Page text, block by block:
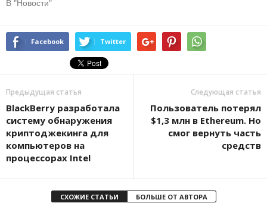
В "Новости"
Facebook Twitter
Предыдущая статья
BlackBerry разработала
систему обнаружения
криптоджекинга для
компьютеров на
процессорах Intel
Следующая статья
Пользователь потерял
$1,3 млн в Ethereum. Но
смог вернуть часть
средств
СХОЖИЕ СТАТЬИ БОЛЬШЕ ОТ АВТОРА